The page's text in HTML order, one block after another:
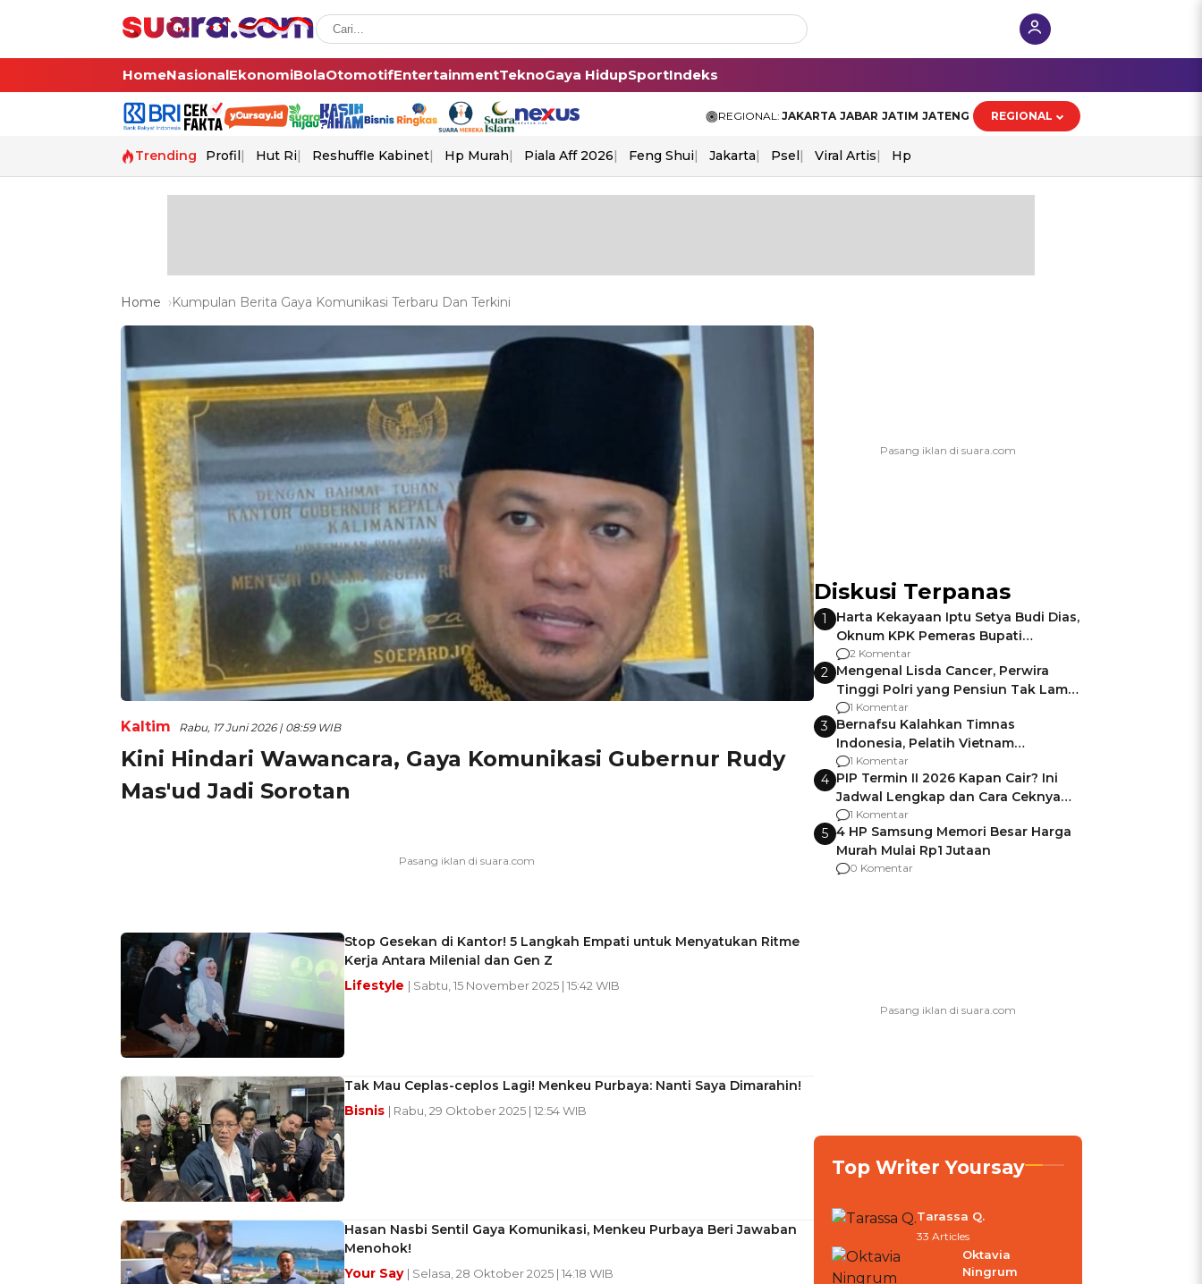
HomeNasionalEkonomiBolaOtomotifEntertainmentTeknoGaya HidupSportIndeks
REGIONAL: JAKARTA JABAR JATIM JATENG REGIONAL
Trending Profil Hut Ri Reshuffle Kabinet Hp Murah Piala Aff 2026 Feng Shui Jakarta Psel Viral Artis Hp
Home Kumpulan Berita Gaya Komunikasi Terbaru Dan Terkini
Kaltim Rabu, 17 Juni 2026 | 08:59 WIB
Kini Hindari Wawancara, Gaya Komunikasi Gubernur Rudy
Mas'ud Jadi Sorotan
Stop Gesekan di Kantor! 5 Langkah Empati untuk Menyatukan Ritme
Kerja Antara Milenial dan Gen Z
Lifestyle | Sabtu, 15 November 2025 | 15:42 WIB
Tak Mau Ceplas-ceplos Lagi! Menkeu Purbaya: Nanti Saya Dimarahin!
Bisnis | Rabu, 29 Oktober 2025 | 12:54 WIB
Hasan Nasbi Sentil Gaya Komunikasi, Menkeu Purbaya Beri Jawaban
Menohok!
Your Say | Selasa, 28 Oktober 2025 | 14:18 WIB
Diskusi Terpanas
1
Harta Kekayaan Iptu Setya Budi Dias,
Oknum KPK Pemeras Bupati
Pemalang
2 Komentar
2 Mengenal Lisda Cancer, Perwira
Tinggi Polri yang Pensiun Tak Lama
Usai Jadi Brigjen
1 Komentar
3 Bernafsu Kalahkan Timnas
Indonesia, Pelatih Vietnam
Berencana Pakai Jimat di Pakansari
1 Komentar
4 PIP Termin II 2026 Kapan Cair? Ini
Jadwal Lengkap dan Cara Ceknya
agar Dana Tidak Hangus!
1 Komentar
5 4 HP Samsung Memori Besar Harga
Murah Mulai Rp1 Jutaan
0 Komentar
Top Writer Yoursay
Tarassa Q.
33 Articles
Oktavia
Ningrum